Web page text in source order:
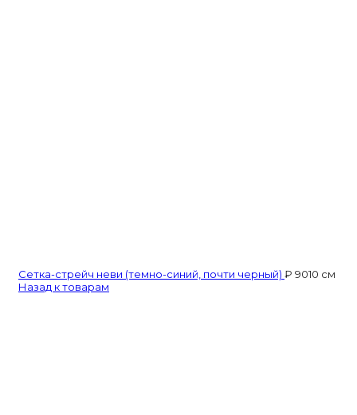
Сетка-стрейч неви (темно-синий, почти черный) ₽ 9010 см
Назад к товарам